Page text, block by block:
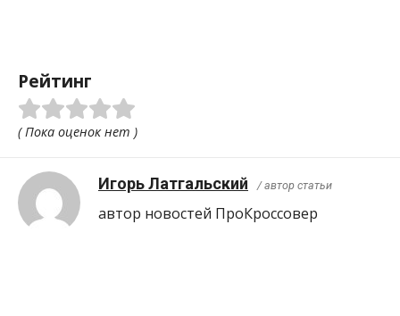
Рейтинг
( Пока оценок нет )
Игорь Латгальский / автор статьи
автор новостей ПроКроcсовер